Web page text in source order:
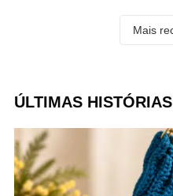
ÚLTIMAS HISTÓRIAS